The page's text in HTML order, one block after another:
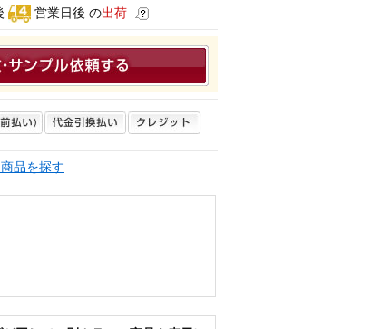
営業日後 の出荷
品を探す